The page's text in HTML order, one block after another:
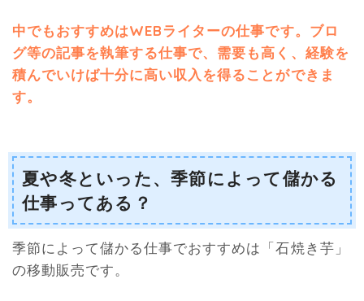
中でもおすすめはWEBライターの仕事です。ブロ
グ等の記事を執筆する仕事で、需要も高く、経験を
積んでいけば十分に高い収入を得ることができま
す。
夏や冬といった、季節によって儲かる
仕事ってある？
季節によって儲かる仕事でおすすめは「石焼き芋」
の移動販売です。